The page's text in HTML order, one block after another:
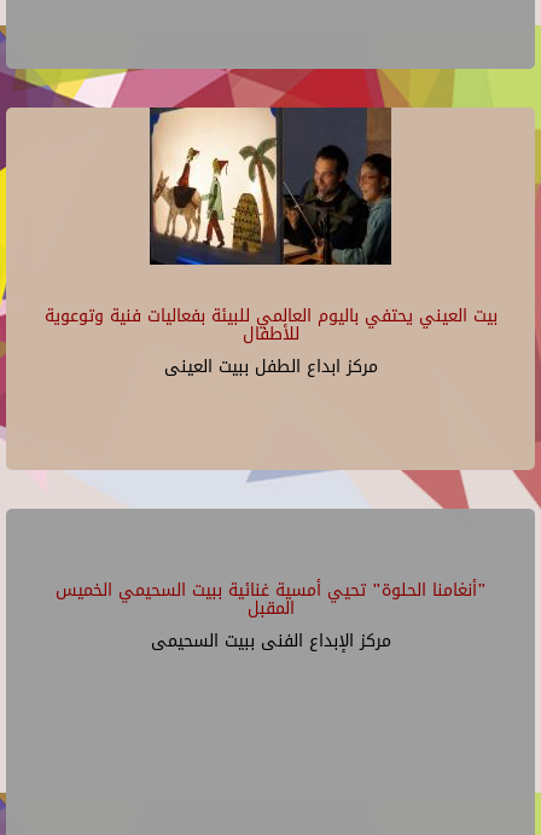
بيت العيني يحتفي باليوم العالمي للبيئة بفعاليات فنية وتوعوية
للأطفال
مركز ابداع الطفل ببيت العينى
"أنغامنا الحلوة" تحيي أمسية غنائية ببيت السحيمي الخميس
المقبل
مركز الإبداع الفنى ببيت السحيمى